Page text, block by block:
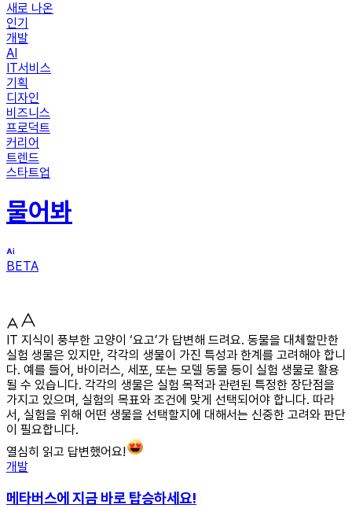
새로 나온
인기
개발
AI
IT서비스
기획
디자인
비즈니스
프로덕트
커리어
트렌드
스타트업
물어봐
BETA
IT 지식이 풍부한 고양이 ‘요고’가 답변해 드려요. 동물을 대체할만한
실험 생물은 있지만, 각각의 생물이 가진 특성과 한계를 고려해야 합니
다. 예를 들어, 바이러스, 세포, 또는 모델 동물 등이 실험 생물로 활용
될 수 있습니다. 각각의 생물은 실험 목적과 관련된 특정한 장단점을
가지고 있으며, 실험의 목표와 조건에 맞게 선택되어야 합니다. 따라
서, 실험을 위해 어떤 생물을 선택할지에 대해서는 신중한 고려와 판단
이 필요합니다.
열심히 읽고 답변했어요!
개발
메타버스에 지금 바로 탑승하세요!